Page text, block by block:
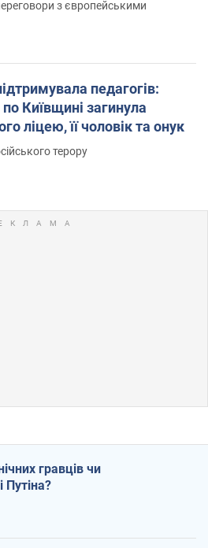
з європейськими
педагогів:
Київщині загинула
ліцею, її чоловік та онук
терору
гравців чи
Путіна?